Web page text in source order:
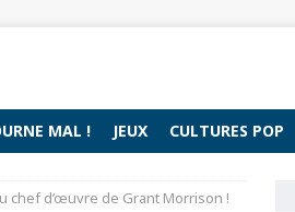
MAL ! JEUX CULTURES POP
chef d’œuvre de Grant Morrison !